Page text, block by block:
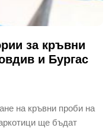
за кръвни
и Бургас
на кръвни проби на
ще бъдат